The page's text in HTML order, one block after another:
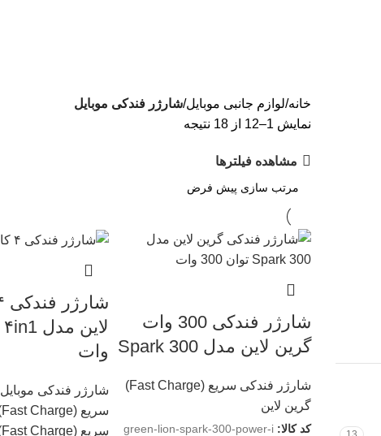
خانه لوازم جانبی موبایل شارژر فندکی موبایل
نمایش 1–12 از 18 نتیجه
مشاهده فیلترها
شارژر فندکی 300 وات
گرین لاین مدل Spark 300
شارژر فندکی سریع (Fast Charge)
گرین لاین
کد کالا:green-lion-spark-300-power-i
وات
شارژر فندکی موبایل
سریع (Fast Charge)
سریع (Fast Charge)